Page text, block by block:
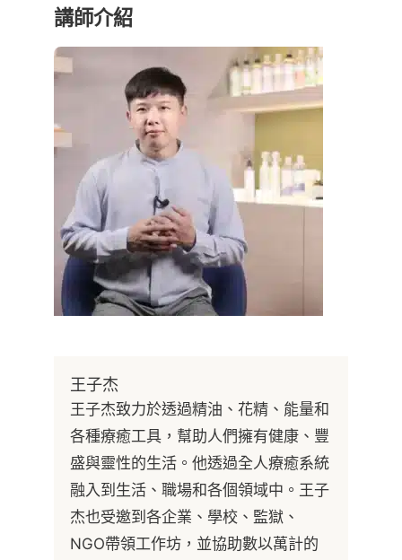
講師介紹
王子杰
王子杰致力於透過精油、花精、能量和
各種療癒工具，幫助人們擁有健康、豐
盛與靈性的生活。他透過全人療癒系統
融入到生活、職場和各個領域中。王子
杰也受邀到各企業、學校、監獄、
NGO帶領工作坊，並協助數以萬計的